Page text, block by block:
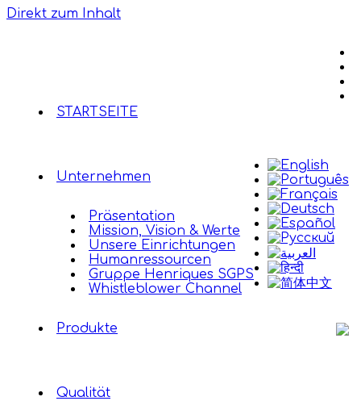
Direkt zum Inhalt
STARTSEITE
Unternehmen
Präsentation
Mission, Vision & Werte
Unsere Einrichtungen
Humanressourcen
Gruppe Henriques SGPS
Whistleblower Channel
Produkte
Qualität